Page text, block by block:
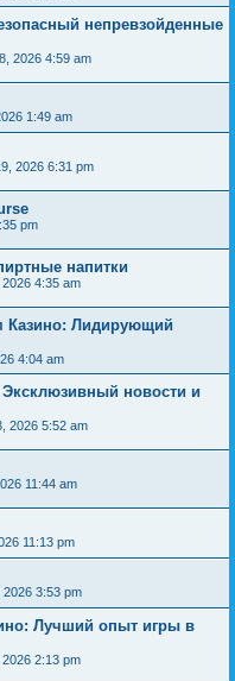
непревзойденные
2026 4:59 am
1:49 am
2026 6:31 pm
pm
напитки
4:35 am
Казино: Лидирующий
4:04 am
Эксклюзивный новости и
2026 5:52 am
11:44 am
11:13 pm
2026 3:53 pm
Лучший опыт игры в
2:13 pm